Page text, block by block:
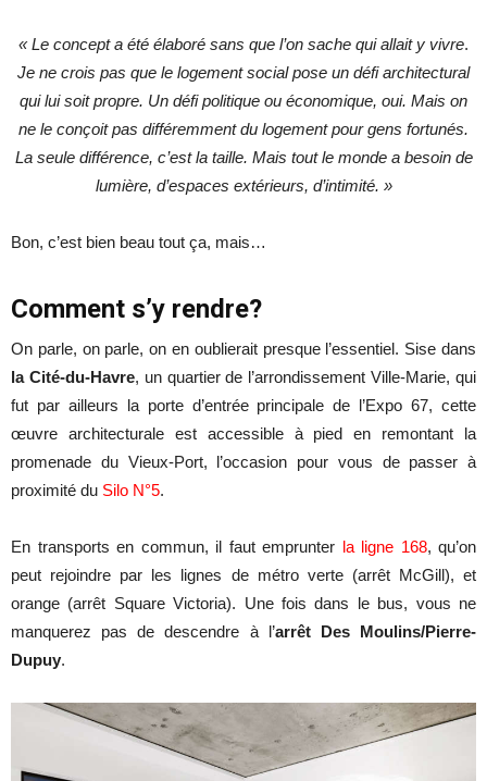
« Le concept a été élaboré sans que l’on sache qui allait y vivre.
Je ne crois pas que le logement social pose un défi architectural
qui lui soit propre. Un défi politique ou économique, oui. Mais on
ne le conçoit pas différemment du logement pour gens fortunés.
La seule différence, c’est la taille. Mais tout le monde a besoin de
lumière, d’espaces extérieurs, d’intimité. »
Bon, c’est bien beau tout ça, mais…
Comment s’y rendre?
On parle, on parle, on en oublierait presque l’essentiel. Sise dans
la Cité-du-Havre, un quartier de l’arrondissement Ville-Marie, qui
fut par ailleurs la porte d’entrée principale de l’Expo 67, cette
œuvre architecturale est accessible à pied en remontant la
promenade du Vieux-Port, l’occasion pour vous de passer à
proximité du Silo N°5.
En transports en commun, il faut emprunter la ligne 168, qu’on
peut rejoindre par les lignes de métro verte (arrêt McGill), et
orange (arrêt Square Victoria). Une fois dans le bus, vous ne
manquerez pas de descendre à l’arrêt Des Moulins/Pierre-
Dupuy.